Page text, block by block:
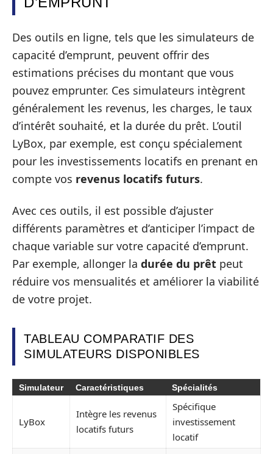
Des outils en ligne, tels que les simulateurs de
capacité d’emprunt, peuvent offrir des
estimations précises du montant que vous
pouvez emprunter. Ces simulateurs intègrent
généralement les revenus, les charges, le taux
d’intérêt souhaité, et la durée du prêt. L’outil
LyBox, par exemple, est conçu spécialement
pour les investissements locatifs en prenant en
compte vos revenus locatifs futurs.
Avec ces outils, il est possible d’ajuster
différents paramètres et d’anticiper l’impact de
chaque variable sur votre capacité d’emprunt.
Par exemple, allonger la durée du prêt peut
réduire vos mensualités et améliorer la viabilité
de votre projet.
TABLEAU COMPARATIF DES
SIMULATEURS DISPONIBLES
Simulateur Caractéristiques Spécialités
LyBox
Intègre les revenus
locatifs futurs
Spécifique
investissement
locatif